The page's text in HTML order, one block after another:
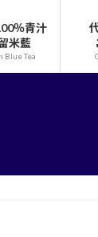
％青汁
米藍
Blue Tea